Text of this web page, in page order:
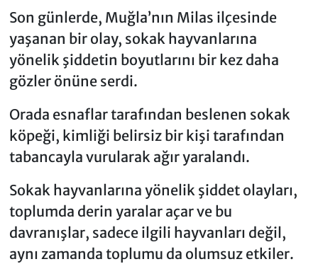
Son günlerde, Muğla’nın Milas ilçesinde
yaşanan bir olay, sokak hayvanlarına
yönelik şiddetin boyutlarını bir kez daha
gözler önüne serdi.
Orada esnaflar tarafından beslenen sokak
köpeği, kimliği belirsiz bir kişi tarafından
tabancayla vurularak ağır yaralandı.
Sokak hayvanlarına yönelik şiddet olayları,
toplumda derin yaralar açar ve bu
davranışlar, sadece ilgili hayvanları değil,
aynı zamanda toplumu da olumsuz etkiler.